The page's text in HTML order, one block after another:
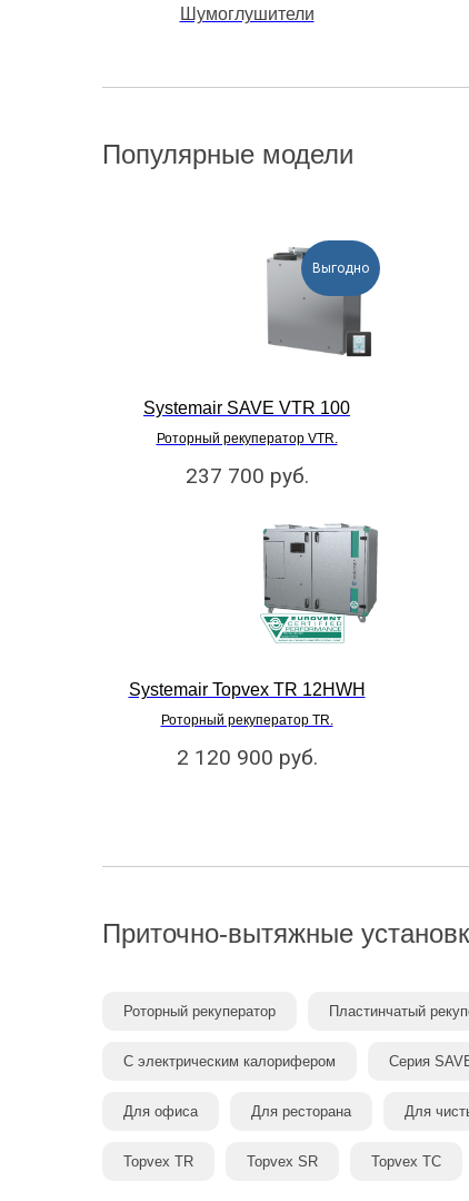
Шумоглушители
Популярные модели
Выгодно
Systemair SAVE VTR 100
Роторный рекуператор VTR.
237 700 руб.
Systemair Topvex TR 12HWH
Роторный рекуператор TR.
2 120 900 руб.
Приточно-вытяжные
Роторный рекуператор Пластинчатый
С электрическим калорифером Серия
Для офиса Для ресторана Для
Topvex TR Topvex SR Topvex TC